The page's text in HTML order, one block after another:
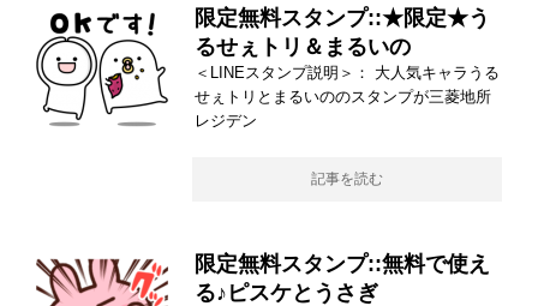
限定無料スタンプ::★限定★う
るせぇトリ＆まるいの
＜LINEスタンプ説明＞： 大人気キャラうる
せぇトリとまるいののスタンプが三菱地所
レジデン
記事を読む
限定無料スタンプ::無料で使え
る♪ピスケとうさぎ